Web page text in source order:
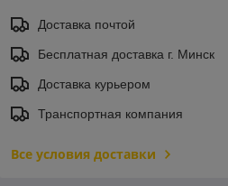
Доставка почтой
Бесплатная доставка г. Минск
Доставка курьером
Транспортная компания
Все условия доставки